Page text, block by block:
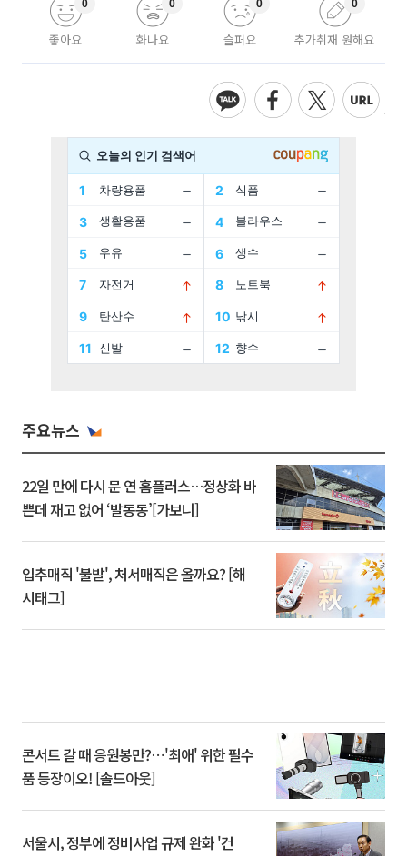
좋아요
0
화나요
0
슬퍼요
0
추가취재 원해요
0
주요뉴스
22일 만에 다시 문 연 홈플러스…정상화 바
쁜데 재고 없어 ‘발동동’[가보니]
입추매직 '불발', 처서매직은 올까요? [해
시태그]
콘서트 갈 때 응원봉만?⋯'최애' 위한 필수
품 등장이오! [솔드아웃]
서울시, 정부에 정비사업 규제 완화 '건